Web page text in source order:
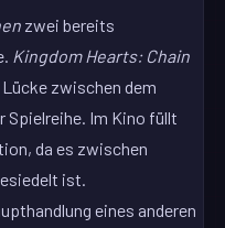
zwei bereits
Kingdom Hearts: Chain
zwischen dem
Spielreihe. Im Kino füllt
da es zwischen
ist.
eines anderen